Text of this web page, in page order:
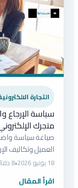
التجارة
سياسة الإرجاع
متجرك
صياغة سياسة
العميل وتكاليف
18 يونيو 2026 •8 دقائق قراءة
اقرأ المقال